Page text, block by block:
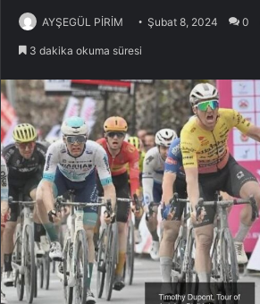
AYŞEGÜL PİRİM Şubat 8, 2024 0
3 dakika okuma süresi